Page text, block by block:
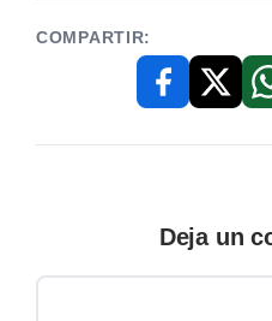
COMPARTIR:
Facebook
X /
Deja un